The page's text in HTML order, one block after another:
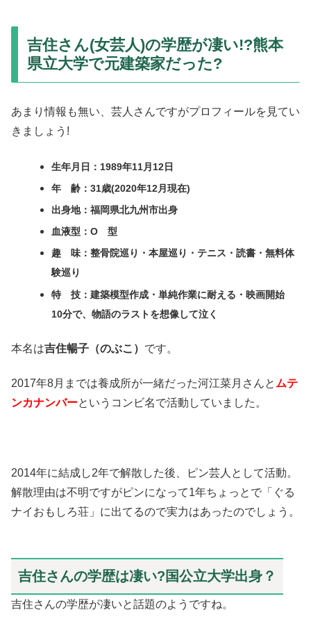
吉住さん(女芸人)の学歴が凄い!?熊本
県立大学で元建築家だった?
あまり情報も無い、芸人さんですがプロフィールを見てい
きましょう!
生年月日：1989年11月12日
年 齢：31歳(2020年12月現在)
出身地：福岡県北九州市出身
血液型：O 型
趣 味：整骨院巡り・本屋巡り・テニス・読書・無料体
験巡り
特 技：建築模型作成・単純作業に耐える・映画開始
10分で、物語のラストを想像して泣く
本名は吉住暢子（のぶこ） です。
2017年8月までは養成所が一緒だった河江菜月さんと ムテ
ンカナンバーというコンビ名で活動していました。
2014年に結成し2年で解散した後、ピン芸人として活動。
解散理由は不明ですがピンになって1年ちょっとで「ぐる
ナイおもしろ荘」に出てるので実力はあったのでしょう。
吉住さんの学歴は凄い?国公立大学出身？
吉住さんの学歴が凄いと話題のようですね。